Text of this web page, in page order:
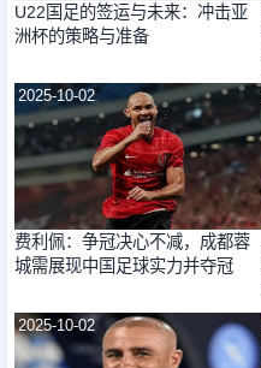
U22国足的签运与未来：冲击亚
洲杯的策略与准备
2025-10-02
费利佩：争冠决心不减，成都蓉
城需展现中国足球实力并夺冠
2025-10-02